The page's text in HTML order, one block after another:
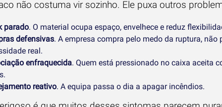
não costuma vir sozinho. Ele puxa outros
parado. O material ocupa espaço, envelhece e reduz
defensivas. A empresa compra pelo medo da ruptura, não
real.
enfraquecida. Quem está pressionado no caixa aceita
reativo. A equipa passa o dia a apagar incêndios.